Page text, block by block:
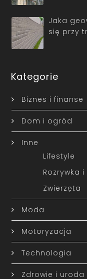
Jaka
się przy
Kategorie
Biznes i finanse
Dom i ogród
Inne
Lifestyle
Rozrywka
Zwierzęta
Moda
Motoryzacja
Technologia
Zdrowie i uroda